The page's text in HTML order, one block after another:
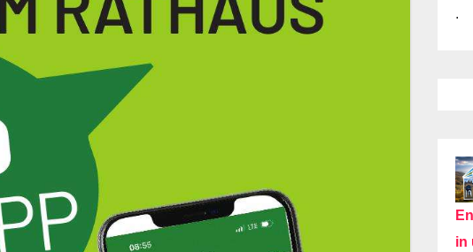
.
in